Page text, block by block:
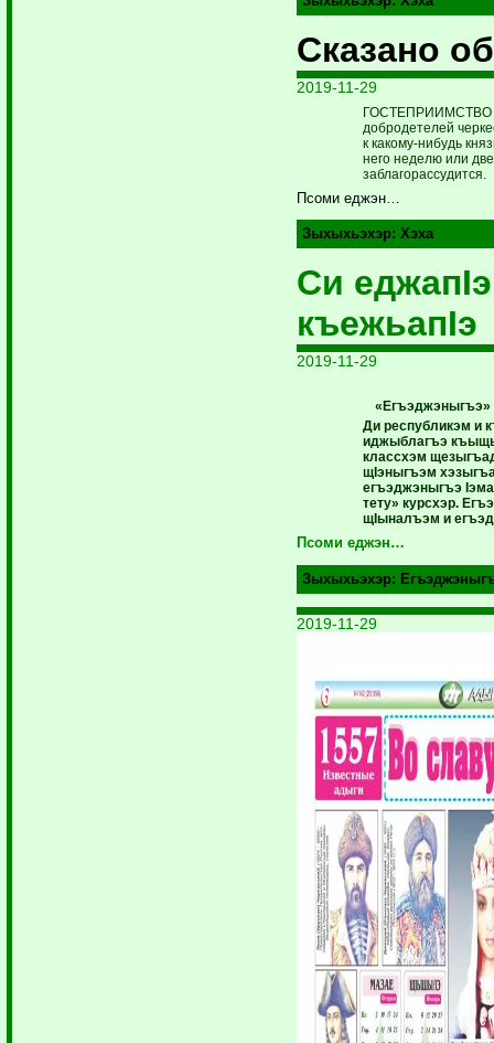
Сказано
2019-11-29
ГОСТЕПРИИМСТВО
добродетелей
к какому-нибудь
него неделю или
заблагорассудится.
Псоми еджэн…
Зыхыхьэхэр: Хэха
Си
къежьапIэ
2019-11-29
Ди республикэм и
иджыблагъэ
классхэм
щIэныгъэм
егъэджэныгъэ
тету» курсхэр.
щIыналъэм и
Псоми еджэн…
Зыхыхьэхэр:
2019-11-29